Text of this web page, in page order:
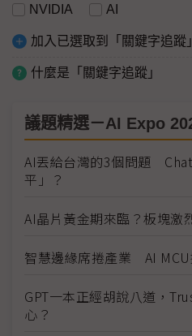
NVIDIA AI
加入已選取到「關鍵字追蹤」
什麼是「關鍵字追蹤」
議題精選－AI Expo
AI丟給台灣的3個問題
平」？
AI晶片黃金期來臨？板塊激
智慧邊緣席捲產業 AI
GPT一本正經胡說八道，
心？